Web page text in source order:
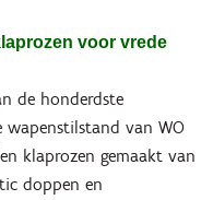
voor vrede
de honderdste
wapenstilstand van WO
klaprozen gemaakt van
doppen en